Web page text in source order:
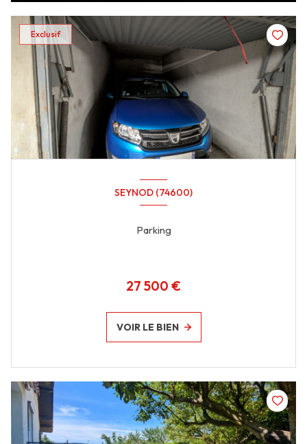
Exclusif
SEYNOD (74600)
Parking
27 500 €
VOIR LE BIEN